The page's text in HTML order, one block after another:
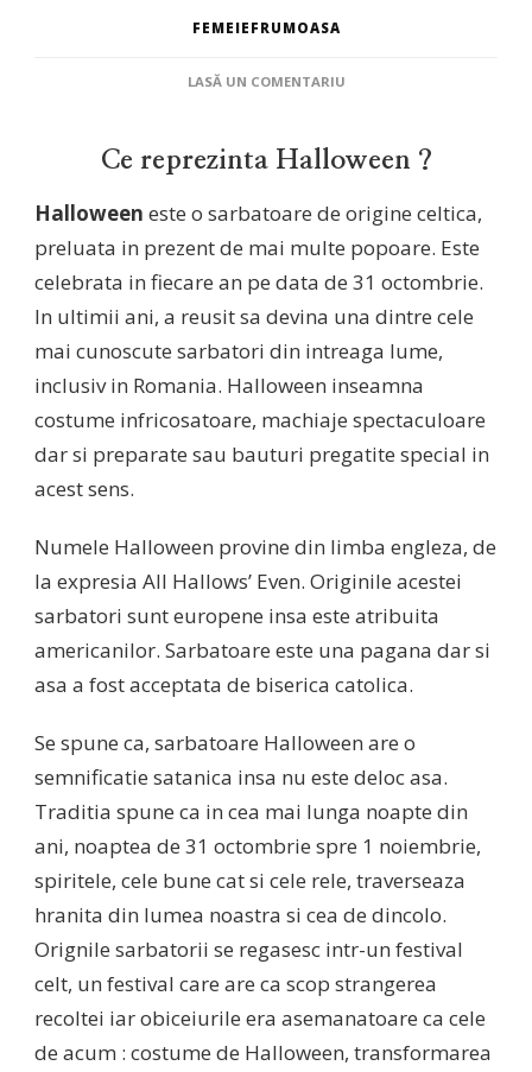
FEMEIEFRUMOASA
LASĂ UN COMENTARIULA
HALLOWEEN
Ce reprezinta Halloween ?
Halloween este o sarbatoare de origine celtica,
preluata in prezent de mai multe popoare. Este
celebrata in fiecare an pe data de 31 octombrie.
In ultimii ani, a reusit sa devina una dintre cele
mai cunoscute sarbatori din intreaga lume,
inclusiv in Romania. Halloween inseamna
costume infricosatoare, machiaje spectaculoare
dar si preparate sau bauturi pregatite special in
acest sens.
Numele Halloween provine din limba engleza, de
la expresia All Hallows’ Even. Originile acestei
sarbatori sunt europene insa este atribuita
americanilor. Sarbatoare este una pagana dar si
asa a fost acceptata de biserica catolica.
Se spune ca, sarbatoare Halloween are o
semnificatie satanica insa nu este deloc asa.
Traditia spune ca in cea mai lunga noapte din
ani, noaptea de 31 octombrie spre 1 noiembrie,
spiritele, cele bune cat si cele rele, traverseaza
hranita din lumea noastra si cea de dincolo.
Orignile sarbatorii se regasesc intr-un festival
celt, un festival care are ca scop strangerea
recoltei iar obiceiurile era asemanatoare ca cele
de acum : costume de Halloween, transformarea